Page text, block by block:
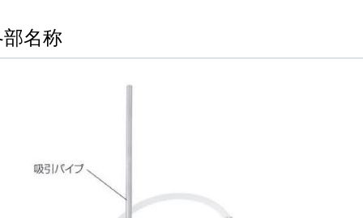
名称